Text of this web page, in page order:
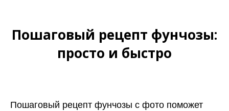
Пошаговый рецепт фунчозы:
просто и быстро
Пошаговый рецепт фунчозы с фото поможет